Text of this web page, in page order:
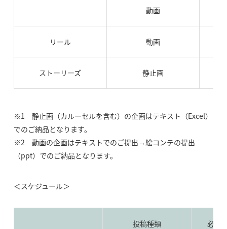
動画
リール 動画
ストーリーズ 静止画
※1 静止画（カルーセルを含む）の企画はテキスト（Excel）
でのご納品となります。
※2 動画の企画はテキストでのご提出→絵コンテの提出
（ppt）でのご納品となります。
＜スケジュール＞
投稿種類 必要